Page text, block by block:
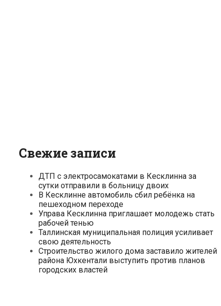
Свежие записи
ДТП с электросамокатами в Кесклинна за
сутки отправили в больницу двоих
В Кесклинне автомобиль сбил ребёнка на
пешеходном переходе
Управа Кесклинна приглашает молодежь стать
рабочей тенью
Таллинская муниципальная полиция усиливает
свою деятельность
Строительство жилого дома заставило жителей
района Юхкентали выступить против планов
городских властей